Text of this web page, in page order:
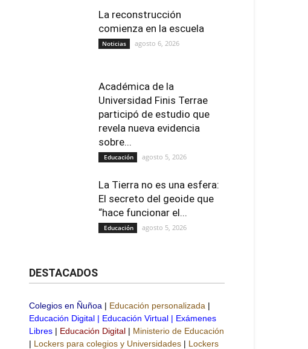
La reconstrucción
comienza en la escuela
Noticias agosto 6, 2026
Académica de la
Universidad Finis Terrae
participó de estudio que
revela nueva evidencia
sobre...
Educación agosto 5, 2026
La Tierra no es una esfera:
El secreto del geoide que
“hace funcionar el...
Educación agosto 5, 2026
DESTACADOS
Colegios en Ñuñoa | Educación personalizada |
Educación Digital | Educación Virtual | Exámenes
Libres | Educación Digital | Ministerio de Educación
| Lockers para colegios y Universidades | Lockers